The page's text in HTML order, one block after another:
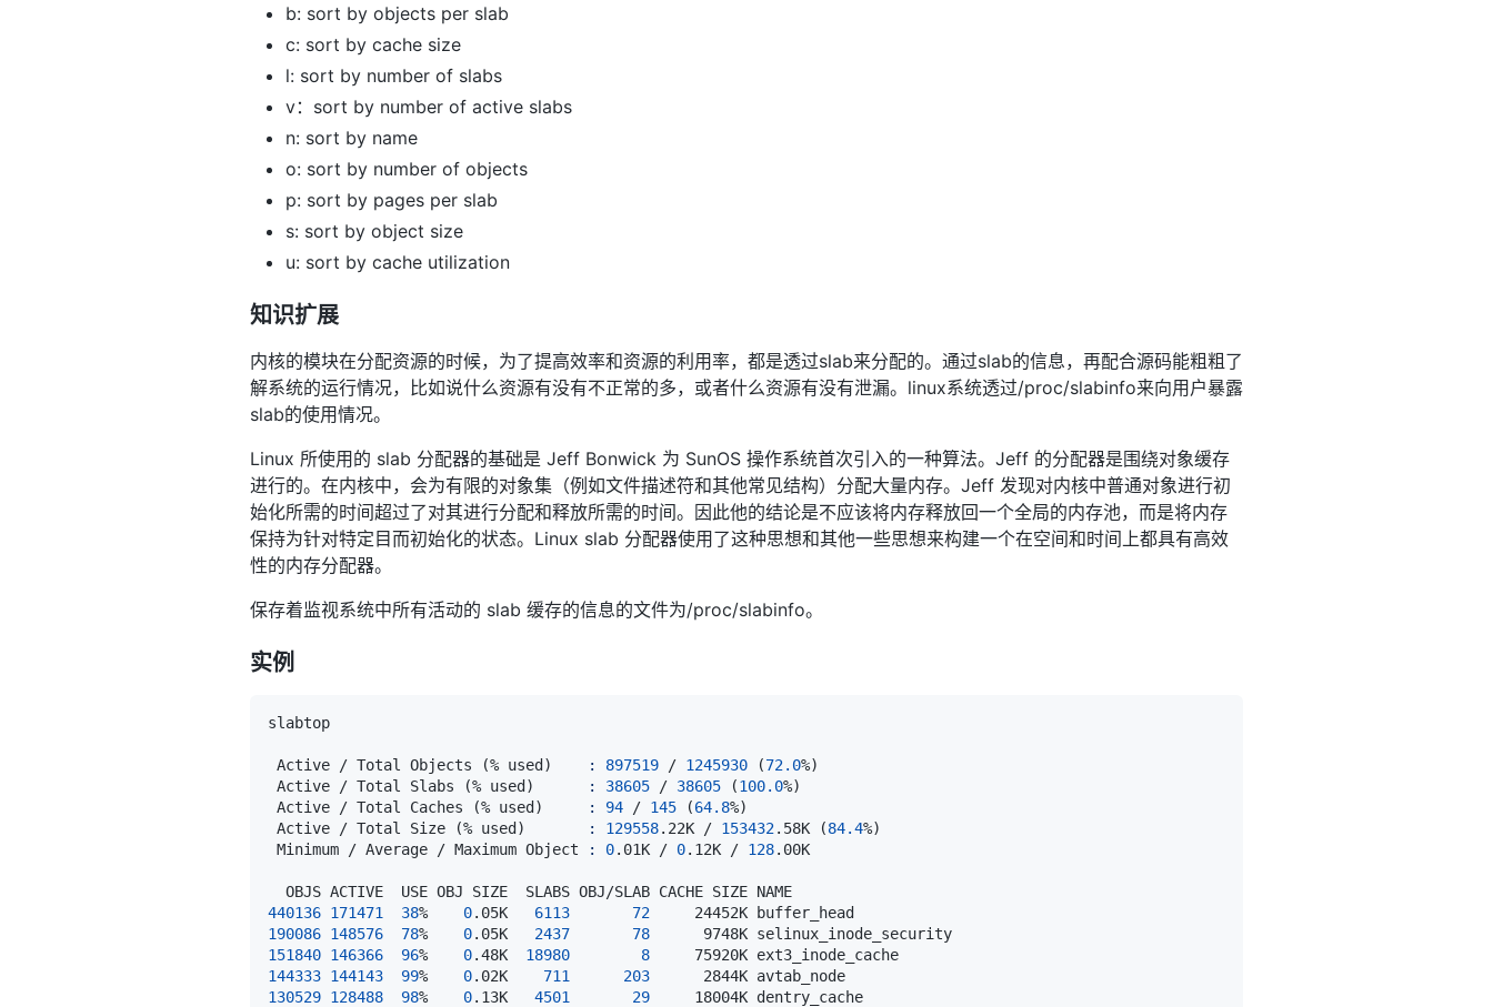
b: sort by objects per slab
c: sort by cache size
l: sort by number of slabs
v：sort by number of active slabs
n: sort by name
o: sort by number of objects
p: sort by pages per slab
s: sort by object size
u: sort by cache utilization
知识扩展
内核的模块在分配资源的时候，为了提高效率和资源的利用率，都是透过slab来分配的。通过slab的信息，再配合源码能粗粗了
解系统的运行情况，比如说什么资源有没有不正常的多，或者什么资源有没有泄漏。linux系统透过/proc/slabinfo来向用户暴露
slab的使用情况。
Linux 所使用的 slab 分配器的基础是 Jeff Bonwick 为 SunOS 操作系统首次引入的一种算法。Jeff 的分配器是围绕对象缓存
进行的。在内核中，会为有限的对象集（例如文件描述符和其他常见结构）分配大量内存。Jeff 发现对内核中普通对象进行初
始化所需的时间超过了对其进行分配和释放所需的时间。因此他的结论是不应该将内存释放回一个全局的内存池，而是将内存
保持为针对特定目而初始化的状态。Linux slab 分配器使用了这种思想和其他一些思想来构建一个在空间和时间上都具有高效
性的内存分配器。
保存着监视系统中所有活动的 slab 缓存的信息的文件为/proc/slabinfo。
实例
Active / Total Objects (% used ) : 897519 / 1245930 (72.0%)
Active / Total Slabs
(% used ) : 38605 / 38605 (100.0%)
Active / Total Caches
(% used ) : 94 / 145 (64.8%)
Active / Total Size
(% used ) : 129558.22K / 153432.58K (84.4%)
Minimum / Average / Maximum Object
: 0.01K / 0.12K / 128
440136 171471 38% 0.05K 6113 72
190086 148576 78% 0.05K 2437 78
151840 146366 96% 0.48K 18980 8
144333 144143 99% 0.02K 711 203
130529 128488 98% 0.13K 4501 29